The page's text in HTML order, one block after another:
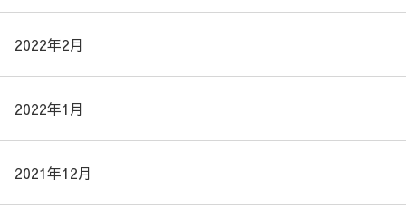
2022年2月
2022年1月
2021年12月